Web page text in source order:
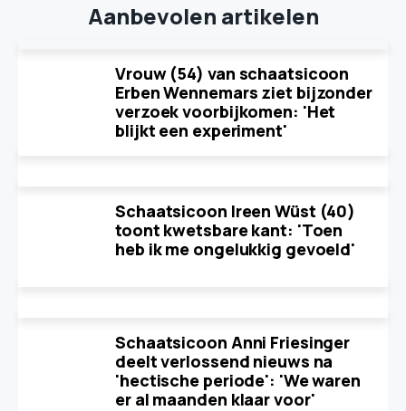
Aanbevolen artikelen
Vrouw (54) van schaatsicoon
Erben Wennemars ziet bijzonder
verzoek voorbijkomen: 'Het
blijkt een experiment'
Schaatsicoon Ireen Wüst (40)
toont kwetsbare kant: 'Toen
heb ik me ongelukkig gevoeld'
Schaatsicoon Anni Friesinger
deelt verlossend nieuws na
'hectische periode': 'We waren
er al maanden klaar voor'